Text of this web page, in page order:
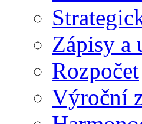
Zápisy a
Rozpočet
Výroční